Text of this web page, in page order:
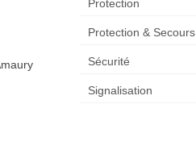
Protection
Protection & Secours
Sécurité
Signalisation